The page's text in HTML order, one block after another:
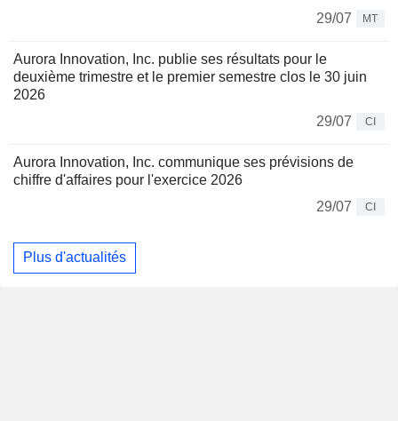
29/07
MT
Aurora Innovation, Inc. publie ses résultats pour le
deuxième trimestre et le premier semestre clos le 30 juin
2026
29/07
CI
Aurora Innovation, Inc. communique ses prévisions de
chiffre d'affaires pour l'exercice 2026
29/07
CI
Plus d'actualités